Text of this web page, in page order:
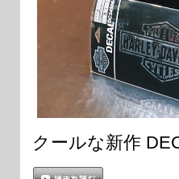
クールな新作